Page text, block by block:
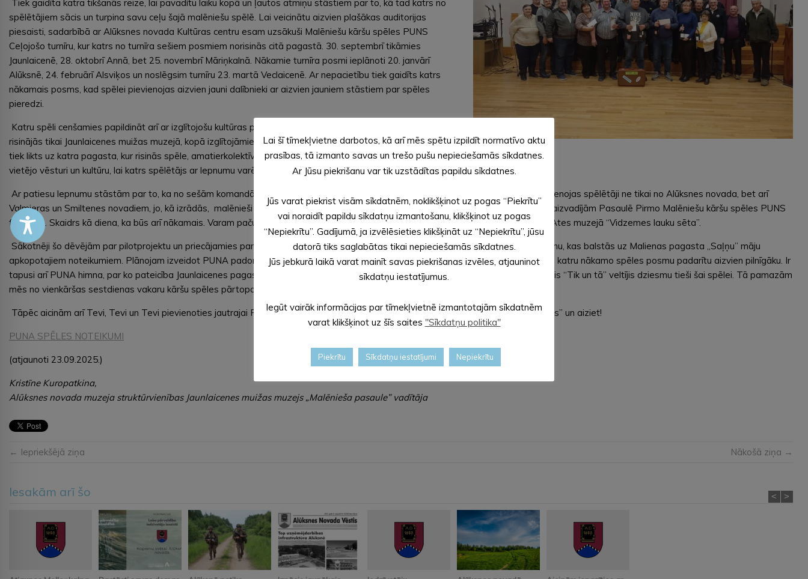
Tiek gaidīta katra tikšanās reize, lai pavadītu laiku kopā un ļautos atmiņu stāstiem par to, kā tad katrs no
spēlētājiem sācis un turpina savu ceļu šajā malēniešu spēlē. Lai veicinātu aizvien plašākas auditorijas
piesaisti, sadarbībā ar Alūksnes novada Kultūras centru esam uzsākuši Malēniešu kāršu spēles PUNS
Ceļojošo turnīru, kur katrs no turnīra sešiem posmiem norisinās citā pagastā. 30. septembrī tikāmies
Jaunlaicenē, 28. oktobrī Annā, bet 25. novembrī Māriņkalnā. Nākamie turnīra posmi ieplānoti 20. janvārī
Alūksnē, 24. februārī Alsviķos un noslēgsim turnīru 23. martā Veclaicenē. Ar nepacietību tiek gaidīts katrs
nākamais posms, kad spēlei pievienojas aizvien jauni dalībnieki ar aizvien jauniem stāstiem par spēles
pieredzi.
Katru spēli cenšamies papildināt arī ar izglītojošu kultūras programmu. Tā pagājušajā sezonā, kad spēles
risinājās tikai Jaunlaicenes muižas muzejā, kopā izglītojāmies par to, kādi ir malēnieši. Šajā sezonā uzsvars
tiek likts uz katra pagasta, kur risinās spēle, amatierkolektīvu iesaisti. Šajos pasākumos cenšamies ievīt
vietējo vēsturi un kultūru, lai katrs spēlētājs ar lepnumu varētu teikt: “Esu malenīts!”.
Ar patiesu lepnumu stāstām par to, ka no sešām komandām nu jau esam sakuplojuši līdz 19. Kā arī nedrīkst piemirst, ka spēlei pievienojas spēlētāji ne tikai no Alūksnes novada, bet arī
Valmieras un Smiltenes novadiem, jo, kā izrādās, malēnieši šo spēli ir aizveduši un iemācījuši arī citiem. Pagājušajā vasarā veiksmīgi aizvadījām Pasaulē Pirmo Malēniešu kāršu spēles PUNS
festivālu. Skaidrs kā diena, ka būs arī nākamais. Varam pačukstēt, ka 2024. gada PUNA festivāls tiek plānots 1. jūnijā Viktora Ķirpa Ates muzejā “Vidzemes lauku sēta”.
Sākotnēji šo dēvējām par pilotprojektu un priecājamies par to, ka kopā ar saviem spēlētājiem esam izveidojuši PUNA spēles nolikumu, kas balstās uz Malienas pagasta „Saļņu” māju
apkopotajiem noteikumiem. Plānojam izveidot PUNA padomi, jo labprāt ieklausāmies spēlētājos un viņu izteiktajos priekšlikumos, lai katru nākamo spēles posmu padarītu aizvien pilnīgāku. Ir
tapusi arī PUNA himna, par ko pateicība Jaunlaicenes pagasta folkloras kopai “Putnis”. Arī Annas pagasta jauktais vokālais ansamblis “Tik un tā” veltījis dziesmu tieši šai spēlei. Tā pamazām
mēs no vienkāršas sestdienas vakaru kāršu spēles pārtopam par nozīmīgu kultūras pasākumu novadā.
Tāpēc aicinām arī Tevi, Tevi un Tevi pievienoties jautrajai PUNA kompānijai un kļūt par riktīgu PUNA ķeneri! „Atsperamies zeķu lokos” un aiziet!
PUNA SPĒLES NOTEIKUMI
(atjaunoti 23.09.2025.)
Kristīne Kuropatkina,
Alūksnes novada muzeja struktūrvienības Jaunlaicenes muižas muzejs „Malēnieša pasaule” vadītāja
← Iepriekšējā ziņa Nākošā ziņa →
Iesakām arī šo < >
Lai šī tīmekļvietne darbotos, kā arī mēs spētu izpildīt normatīvo aktu
prasības, tā izmanto savas un trešo pušu nepieciešamās sīkdatnes.
Ar Jūsu piekrišanu var tik uzstādītas papildu sīkdatnes.
Jūs varat piekrist visām sīkdatnēm, noklikšķinot uz pogas “Piekrītu”
vai noraidīt papildu sīkdatņu izmantošanu, klikšķinot uz pogas
“Nepiekrītu”. Gadījumā, ja izvēlēsieties klikšķināt uz “Nepiekrītu”, jūsu
datorā tiks saglabātas tikai nepieciešamās sīkdatnes.
Jūs jebkurā laikā varat mainīt savas piekrišanas izvēles, atjauninot
sīkdatņu iestatījumus.
Iegūt vairāk informācijas par tīmekļvietnē izmantotajām sīkdatnēm
varat klikšķinot uz šīs saites "Sīkdatņu politika"
Piekrītu Sīkdatņu iestatījumi Nepiekrītu